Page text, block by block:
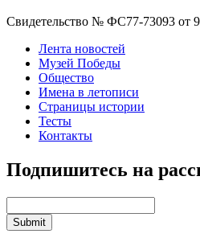
Свидетельство № ФС77-73093 от
Лента новостей
Музей Победы
Общество
Имена в летописи
Страницы истории
Тесты
Контакты
Подпишитесь на